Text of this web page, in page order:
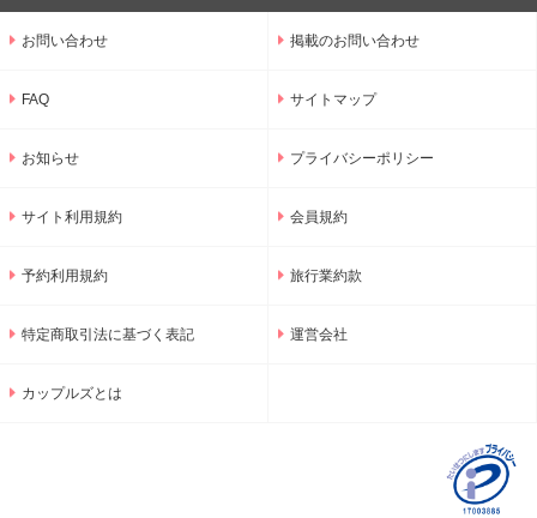
お問い合わせ 掲載のお問い合わせ
FAQ サイトマップ
お知らせ プライバシーポリシー
サイト利用規約 会員規約
予約利用規約 旅行業約款
特定商取引法に基づく表記 運営会社
カップルズとは